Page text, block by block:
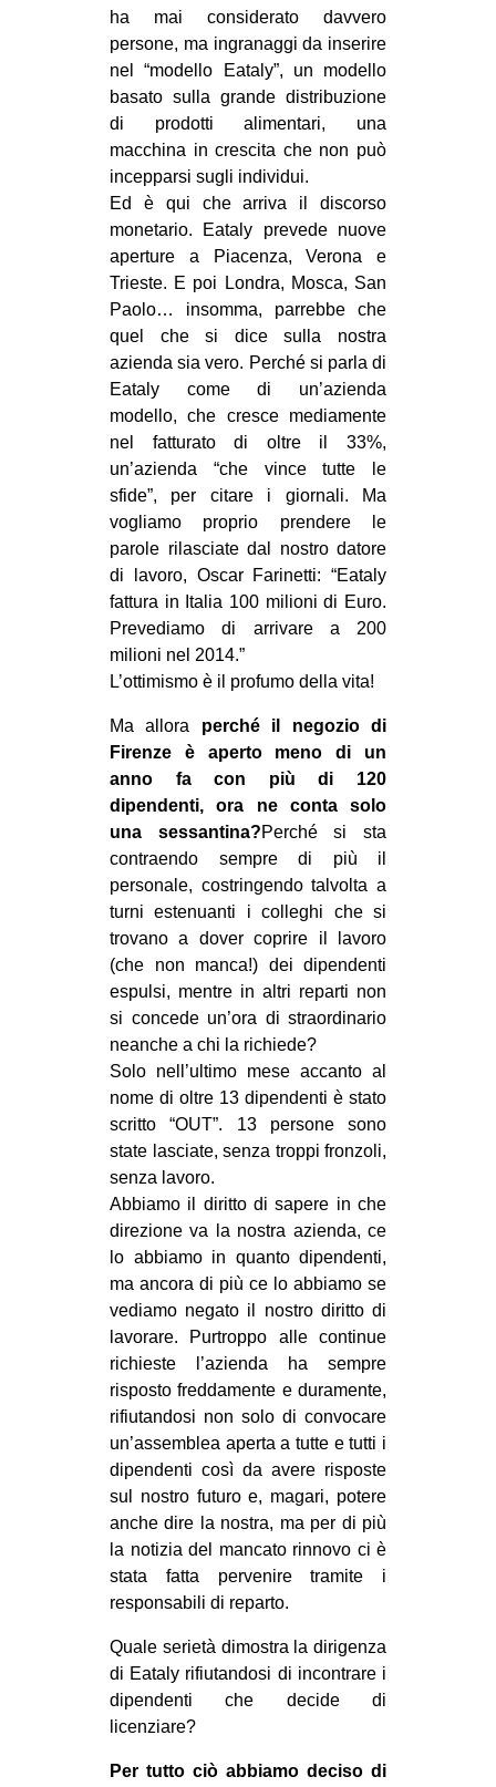
ha mai considerato davvero
persone, ma ingranaggi da inserire
nel “modello Eataly”, un modello
basato sulla grande distribuzione
di prodotti alimentari, una
macchina in crescita che non può
incepparsi sugli individui.
Ed è qui che arriva il discorso
monetario. Eataly prevede nuove
aperture a Piacenza, Verona e
Trieste. E poi Londra, Mosca, San
Paolo… insomma, parrebbe che
quel che si dice sulla nostra
azienda sia vero. Perché si parla di
Eataly come di un’azienda
modello, che cresce mediamente
nel fatturato di oltre il 33%,
un’azienda “che vince tutte le
sfide”, per citare i giornali. Ma
vogliamo proprio prendere le
parole rilasciate dal nostro datore
di lavoro, Oscar Farinetti: “Eataly
fattura in Italia 100 milioni di Euro.
Prevediamo di arrivare a 200
milioni nel 2014.”
L’ottimismo è il profumo della vita!
Ma allora perché il negozio di
Firenze è aperto meno di un
anno fa con più di 120
dipendenti, ora ne conta solo
una sessantina?Perché si sta
contraendo sempre di più il
personale, costringendo talvolta a
turni estenuanti i colleghi che si
trovano a dover coprire il lavoro
(che non manca!) dei dipendenti
espulsi, mentre in altri reparti non
si concede un’ora di straordinario
neanche a chi la richiede?
Solo nell’ultimo mese accanto al
nome di oltre 13 dipendenti è stato
scritto “OUT”. 13 persone sono
state lasciate, senza troppi fronzoli,
senza lavoro.
Abbiamo il diritto di sapere in che
direzione va la nostra azienda, ce
lo abbiamo in quanto dipendenti,
ma ancora di più ce lo abbiamo se
vediamo negato il nostro diritto di
lavorare. Purtroppo alle continue
richieste l’azienda ha sempre
risposto freddamente e duramente,
rifiutandosi non solo di convocare
un’assemblea aperta a tutte e tutti i
dipendenti così da avere risposte
sul nostro futuro e, magari, potere
anche dire la nostra, ma per di più
la notizia del mancato rinnovo ci è
stata fatta pervenire tramite i
responsabili di reparto.
Quale serietà dimostra la dirigenza
di Eataly rifiutandosi di incontrare i
dipendenti che decide di
licenziare?
Per tutto ciò abbiamo deciso di